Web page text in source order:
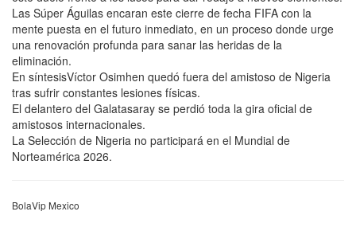
Las Súper Águilas encaran este cierre de fecha FIFA con la
mente puesta en el futuro inmediato, en un proceso donde urge
una renovación profunda para sanar las heridas de la
eliminación.
En síntesisVíctor Osimhen quedó fuera del amistoso de Nigeria
tras sufrir constantes lesiones físicas.
El delantero del Galatasaray se perdió toda la gira oficial de
amistosos internacionales.
La Selección de Nigeria no participará en el Mundial de
Norteamérica 2026.
BolaVip Mexico